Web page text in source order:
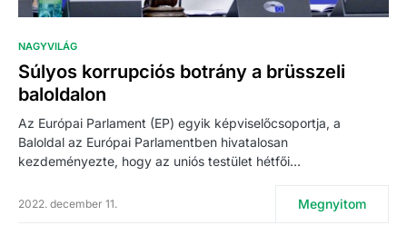
NAGYVILÁG
Súlyos korrupciós botrány a brüsszeli
baloldalon
Az Európai Parlament (EP) egyik képviselőcsoportja, a
Baloldal az Európai Parlamentben hivatalosan
kezdeményezte, hogy az uniós testület hétfői…
2022. december 11. Megnyitom